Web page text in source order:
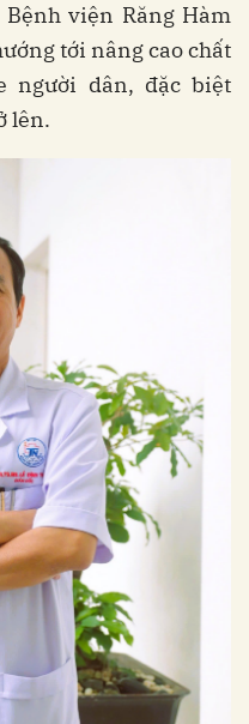
viện Răng Hàm
tới nâng cao chất
người dân, đặc biệt
lên.